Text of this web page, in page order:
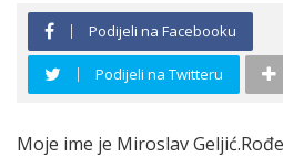
Podijeli na Facebooku
Podijeli na Twitteru
Moje ime je Miroslav